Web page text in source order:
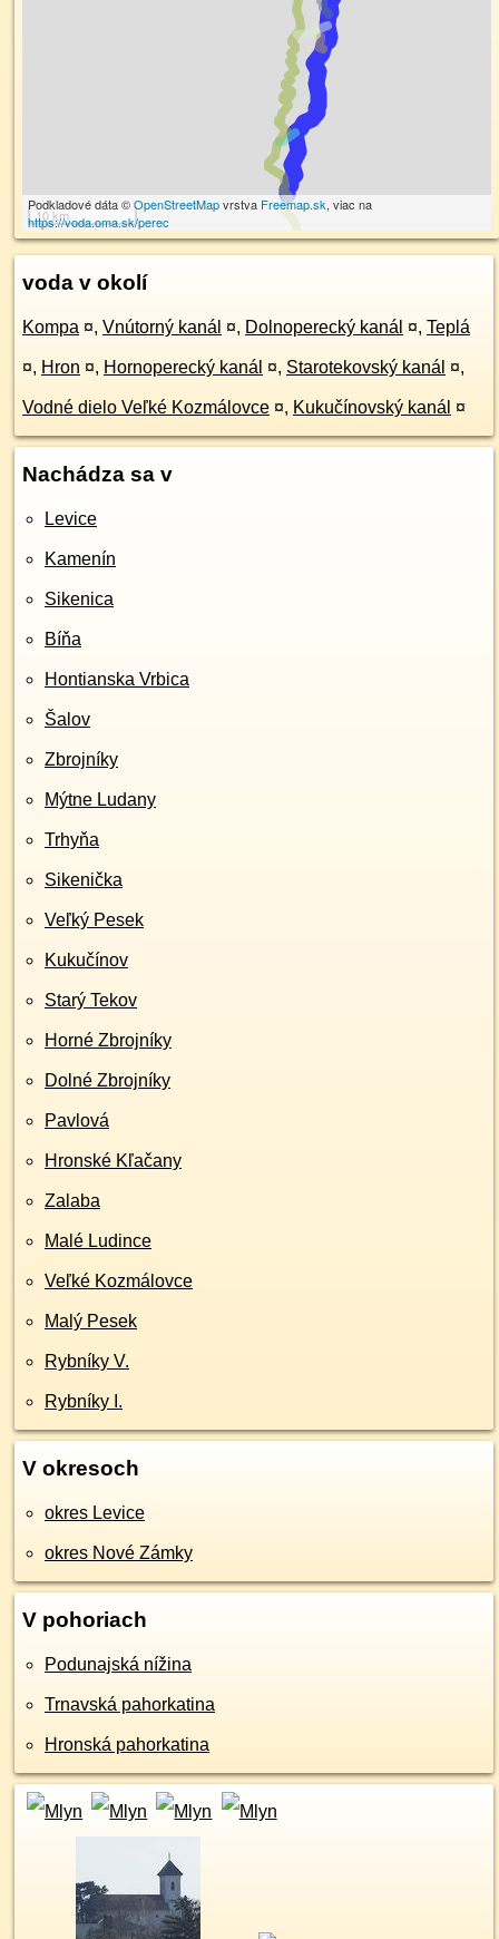
10 km
Podkladové dáta ©OpenStreetMapvrstva Freemap.sk, viac na
https://voda.oma.sk/perec
voda v okolí
Kompa ¤, Vnútorný kanál ¤, Dolnoperecký kanál ¤, Teplá
¤, Hron ¤, Hornoperecký kanál ¤, Starotekovský kanál ¤,
Vodné dielo Veľké Kozmálovce ¤, Kukučínovský kanál ¤
Nachádza sa v
Levice
Kamenín
Sikenica
Bíňa
Hontianska Vrbica
Šalov
Zbrojníky
Mýtne Ludany
Trhyňa
Sikenička
Veľký Pesek
Kukučínov
Starý Tekov
Horné Zbrojníky
Dolné Zbrojníky
Pavlová
Hronské Kľačany
Zalaba
Malé Ludince
Veľké Kozmálovce
Malý Pesek
Rybníky V.
Rybníky I.
V okresoch
okres Levice
okres Nové Zámky
V pohoriach
Podunajská nížina
Trnavská pahorkatina
Hronská pahorkatina